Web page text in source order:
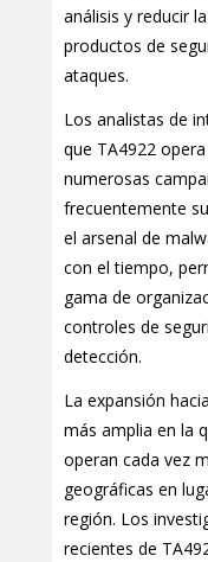
análisis y reducir
productos de
ataques.
Los analistas de
que TA4922
numerosas
frecuentemente
el arsenal de
con el tiempo,
gama de
controles de
detección.
La expansión
más amplia en la
operan cada vez
geográficas en
región. Los
recientes de